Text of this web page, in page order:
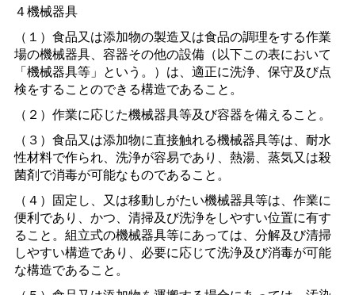
４機械器具
（１）食品又は添加物の製造又は食品の調理をする作業
場の機械器具、容器その他の設備（以下この表において
「機械器具等」という。）は、適正に洗浄、保守及び点
検をすることのできる構造であること。
（２）作業に応じた機械器具等及び容器を備えること。
（３）食品又は添加物に直接触れる機械器具等は、耐水
性材料で作られ、洗浄が容易であり、熱湯、蒸気又は殺
菌剤で消毒が可能なものであること。
（４）固定し、又は移動しがたい機械器具等は、作業に
便利であり、かつ、清掃及び洗浄をしやすい位置に有す
ること。組立式の機械器具等にあっては、分解及び清掃
しやすい構造であり、必要に応じて洗浄及び消毒が可能
な構造であること。